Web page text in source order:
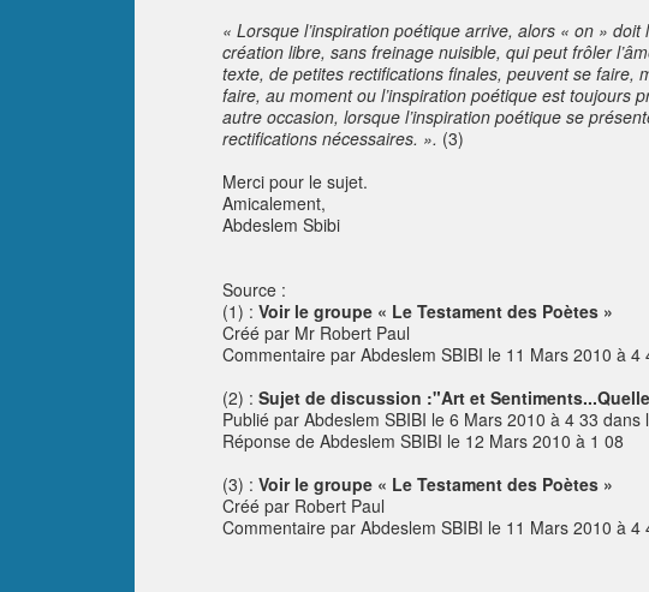
« Lorsque l’inspiration poétique arrive, alors « on »
création libre, sans freinage nuisible, qui peut frôler
texte, de petites rectifications finales, peuvent se faire,
faire, au moment ou l’inspiration poétique est toujours
autre occasion, lorsque l’inspiration poétique se
rectifications nécessaires. ». (3)
Merci pour le sujet.
Amicalement,
Abdeslem Sbibi
Source :
(1) : Voir le groupe « Le Testament des Poètes »
Créé par Mr Robert Paul
Commentaire par Abdeslem SBIBI le 11 Mars 2010 à 4
(2) : Sujet de discussion :"Art et
Publié par Abdeslem SBIBI le 6 Mars 2010 à 4 33
Réponse de Abdeslem SBIBI le 12 Mars 2010 à 1 08
(3) : Voir le groupe « Le Testament des Poètes »
Créé par Robert Paul
Commentaire par Abdeslem SBIBI le 11 Mars 2010 à 4